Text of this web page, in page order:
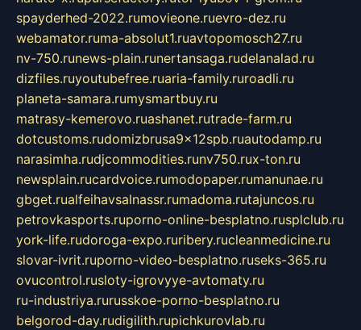
spayderhed-2022.rumovieone.ruevro-dez.ru
webamator.ruma-absolut1.ruavtopomosch27.ru
nv-750.runews-plain.runertansaga.rudelanalad.ru
dizfiles.ruyoutubefree.ruaria-family.ruroadli.ru
planeta-samara.rumysmartbuy.ru
matrasy-kemerovo.ruashanet.rutrade-farm.ru
dotcustoms.rudomizbrusa9x12spb.ruautodamp.ru
narasimha.rudjcommodities.runv750.rux-ton.ru
newsplain.rucardvoice.rumodopaper.rumanunae.ru
gbget.rualfeihavsalnassr.rumadoma.rutajuncos.ru
petrovkasports.ruporno-online-besplatno.rusplclub.ru
york-life.rudoroga-expo.ruribery.rucleanmedicine.ru
slovar-ivrit.ruporno-video-besplatno.ruseks-365.ru
ovucontrol.rusloty-igrovyye-avtomaty.ru
ru-industriya.rurusskoe-porno-besplatno.ru
belgorod-day.rudigilith.rupichkurovlab.ru